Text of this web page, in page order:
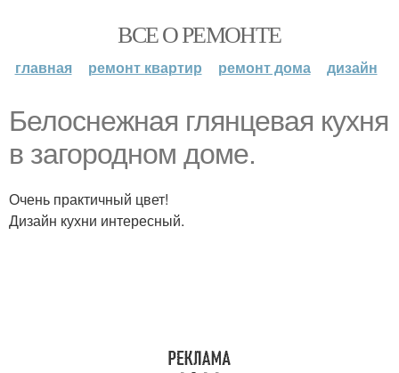
ВСЕ О РЕМОНТЕ
главная ремонт квартир ремонт дома дизайн
Белоснежная глянцевая кухня
в загородном доме.
Очень практичный цвет!
Дизайн кухни интересный.